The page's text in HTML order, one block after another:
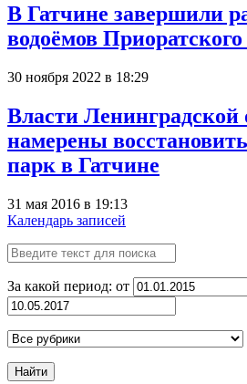
В Гатчине завершили
водоёмов
30 ноября 2022 в 18:29
Власти Ленинградской
намерены
парк в Гатчине
31 мая 2016 в 19:13
Календарь записей
За какой период: от
Найти